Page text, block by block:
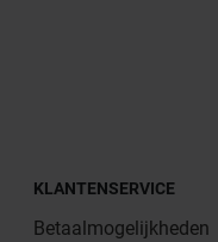
KLANTENSERVICE
Betaalmogelijkheden